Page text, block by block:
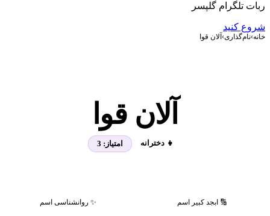
ربات تلگرام گلپسر
شروع کنید
خانه›نام‌گذاری› آلان قوا
آلان قوا
👧 دخترانه امتیاز: 3
🔢 ابجد کبیر اسم ✨ روانشناسی اسم